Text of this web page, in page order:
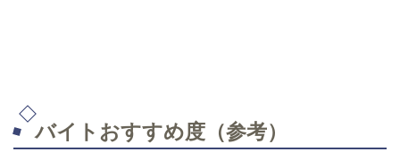
バイトおすすめ度（参考）